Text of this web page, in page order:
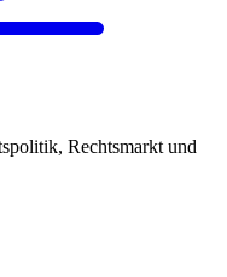
Rechtsmarkt und